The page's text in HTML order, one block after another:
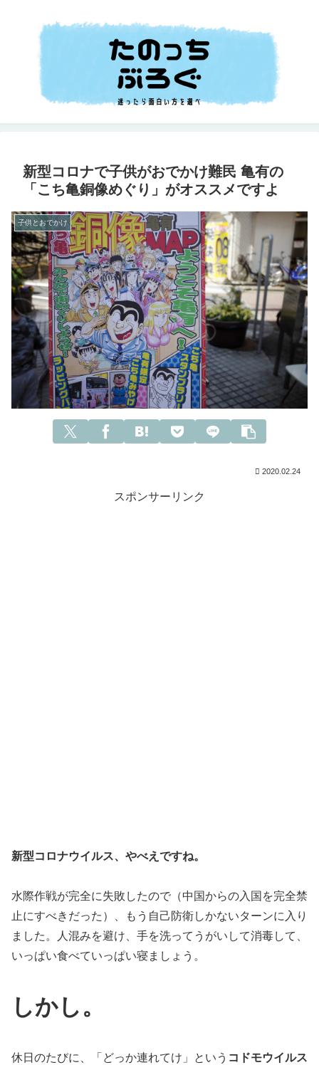
新型コロナで子供がおでかけ難民 亀有の
「こち亀銅像めぐり」がオススメですよ
子供とおでかけ
2020.02.24
スポンサーリンク
新型コロナウイルス、やべえですね。
水際作戦が完全に失敗したので（中国からの入国を完全禁
止にすべきだった）、もう自己防衛しかないターンに入り
ました。人混みを避け、手を洗ってうがいして消毒して、
いっぱい食べていっぱい寝ましょう。
しかし。
休日のたびに、「どっか連れてけ」という コドモウイルス